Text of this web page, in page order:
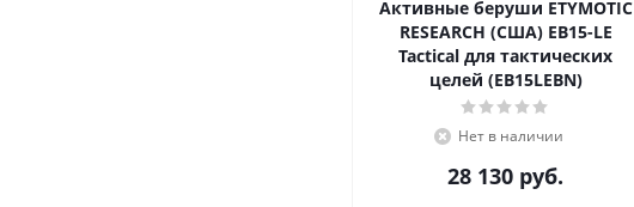
Активные беруши ETYMOTIC
RESEARCH (США) EB15-LE
Tactical для тактических
целей (EB15LEBN)
Нет в наличии
28 130 руб.